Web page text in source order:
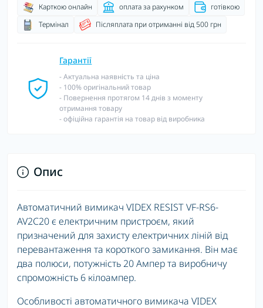
Карткою онлайн оплата за рахунком
готівкою
Термінал
Післяплата при отриманні від 500 грн
Гарантії
- Актуальна наявність та ціна
- 100% оригінальний товар
- Повернення протягом 14 днів з моменту
отримання товару
- офіційна гарантія на товар від виробника
Опис
Автоматичний вимикач VIDEX RESIST VF-RS6-
AV2C20 є електричним пристроєм, який
призначений для захисту електричних ліній від
перевантаження та короткого замикання. Він має
два полюси, потужність 20 Ампер та виробничу
спроможність 6 кілоампер.
Особливості автоматичного вимикача VIDEX